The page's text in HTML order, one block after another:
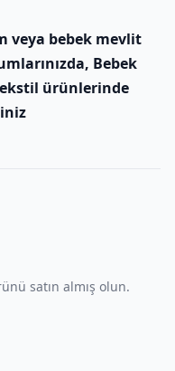
veya bebek mevlit
Bebek
ürünlerinde
satın almış olun.